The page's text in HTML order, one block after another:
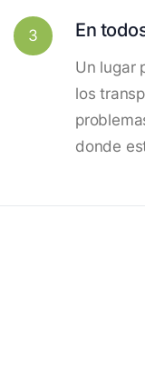
3 En
Un lugar
los
donde